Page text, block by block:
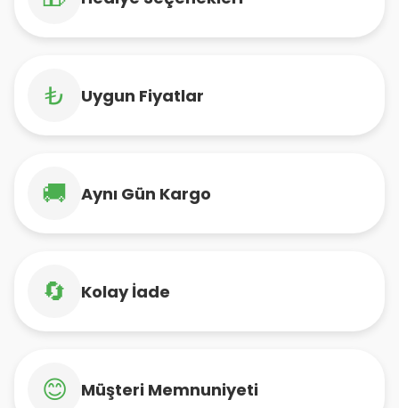
₺ Uygun Fiyatlar
🚚 Aynı Gün Kargo
🔄 Kolay İade
😊 Müşteri Memnuniyeti